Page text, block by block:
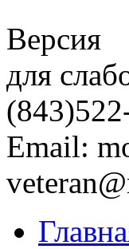
Версия
для
(843)
Email: